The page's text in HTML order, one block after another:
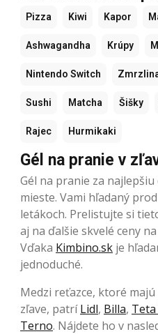
Pizza Kiwi Kapor
Ashwagandha Krúpy
Nintendo Switch
Sushi Matcha Šišky
Rajec Hurmikaki
Gél na pranie v
Gél na pranie za
mieste. Vami hľadaný
letákoch. Prelistujte si
aj na ďalšie skvelé ceny
Vďaka Kimbino.sk je
jednoduché.
Medzi reťazce, ktoré
zľave, patríLidl, Billa,
Terno. Nájdete ho v